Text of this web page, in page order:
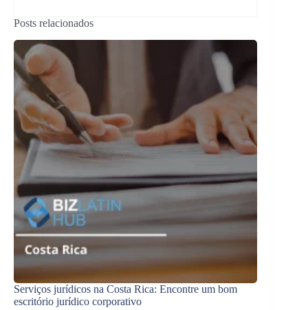
Posts relacionados
Serviços jurídicos na Costa Rica: Encontre um bom
escritório jurídico corporativo